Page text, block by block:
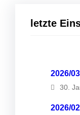
letzte
2026/
30.
2026/